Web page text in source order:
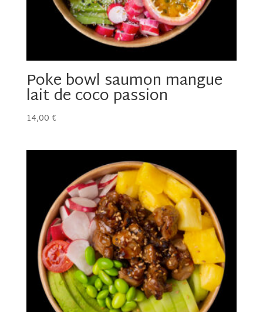
Poke bowl saumon mangue
lait de coco passion
14,00 €